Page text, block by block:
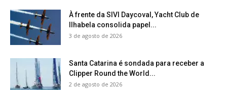
À frente da SIVI Daycoval, Yacht Club de
Ilhabela consolida papel...
3 de agosto de 2026
Santa Catarina é sondada para receber a
Clipper Round the World...
2 de agosto de 2026